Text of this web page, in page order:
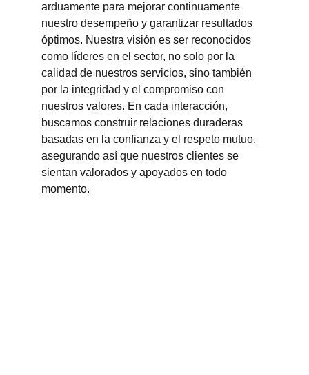
arduamente para mejorar continuamente
nuestro desempeño y garantizar resultados
óptimos. Nuestra visión es ser reconocidos
como líderes en el sector, no solo por la
calidad de nuestros servicios, sino también
por la integridad y el compromiso con
nuestros valores. En cada interacción,
buscamos construir relaciones duraderas
basadas en la confianza y el respeto mutuo,
asegurando así que nuestros clientes se
sientan valorados y apoyados en todo
momento.